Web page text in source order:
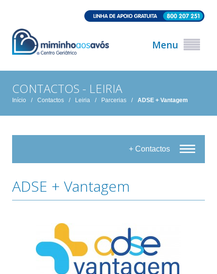
Menu
CONTACTOS - LEIRIA
Início / Contactos / Leiria / Parcerias / ADSE + Vantagem
+ Contactos
ADSE + Vantagem